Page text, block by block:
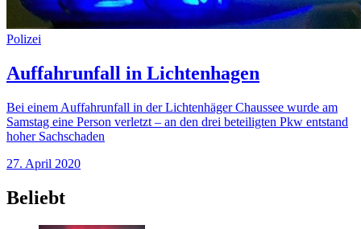
Polizei
Auffahrunfall in Lichtenhagen
Bei einem Auffahrunfall in der Lichtenhäger Chaussee wurde am
Samstag eine Person verletzt – an den drei beteiligten Pkw entstand
hoher Sachschaden
27. April 2020
Beliebt